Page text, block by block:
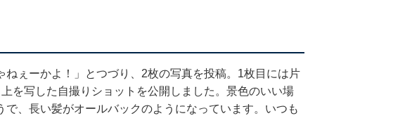
ぇーかよ！」とつづり、2枚の写真を投稿。1枚目には片
を写した自撮りショットを公開しました。景色のいい場
、長い髪がオールバックのようになっています。いつも